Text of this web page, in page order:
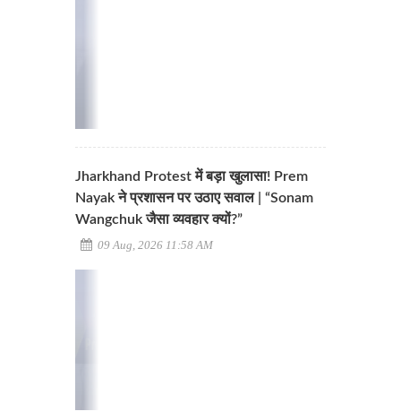
Jharkhand Protest में बड़ा खुलासा! Prem
Nayak ने प्रशासन पर उठाए सवाल | “Sonam
Wangchuk जैसा व्यवहार क्यों?”
09 Aug, 2026 11:58 AM